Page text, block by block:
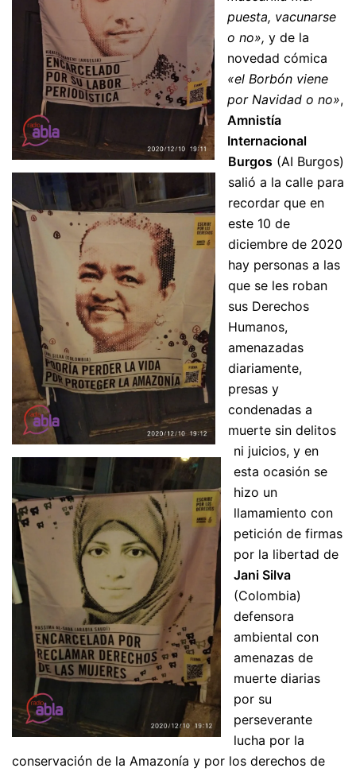
puesta, vacunarse
o no», y de la
novedad cómica
«el Borbón viene
por Navidad o no»,
Amnistía
Internacional
Burgos (AI Burgos)
salió a la calle para
recordar que en
este 10 de
diciembre de 2020
hay personas a las
que se les roban
sus Derechos
Humanos,
amenazadas
diariamente,
presas y
condenadas a
muerte sin delitos
ni juicios, y en
esta ocasión se
hizo un
llamamiento con
petición de firmas
por la libertad de
Jani Silva
(Colombia)
defensora
ambiental con
amenazas de
muerte diarias
por su
perseverante
lucha por la
conservación de la Amazonía y por los derechos de